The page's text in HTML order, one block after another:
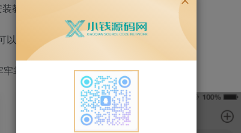
教程
帮助你快速拥有一套自己的移动社交、
掌握通讯信息！